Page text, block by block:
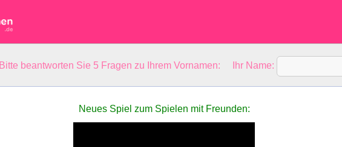
Bitte beantworten Sie 5 Fragen zu Ihrem Vornamen: Ihr Name:
Neues Spiel zum Spielen mit Freunden: